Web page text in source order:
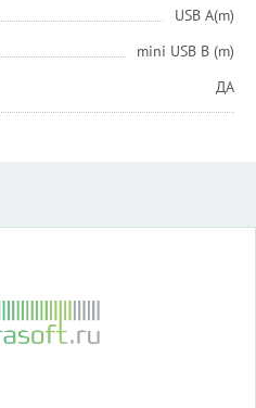
USB A(m)
mini USB B (m)
ДА